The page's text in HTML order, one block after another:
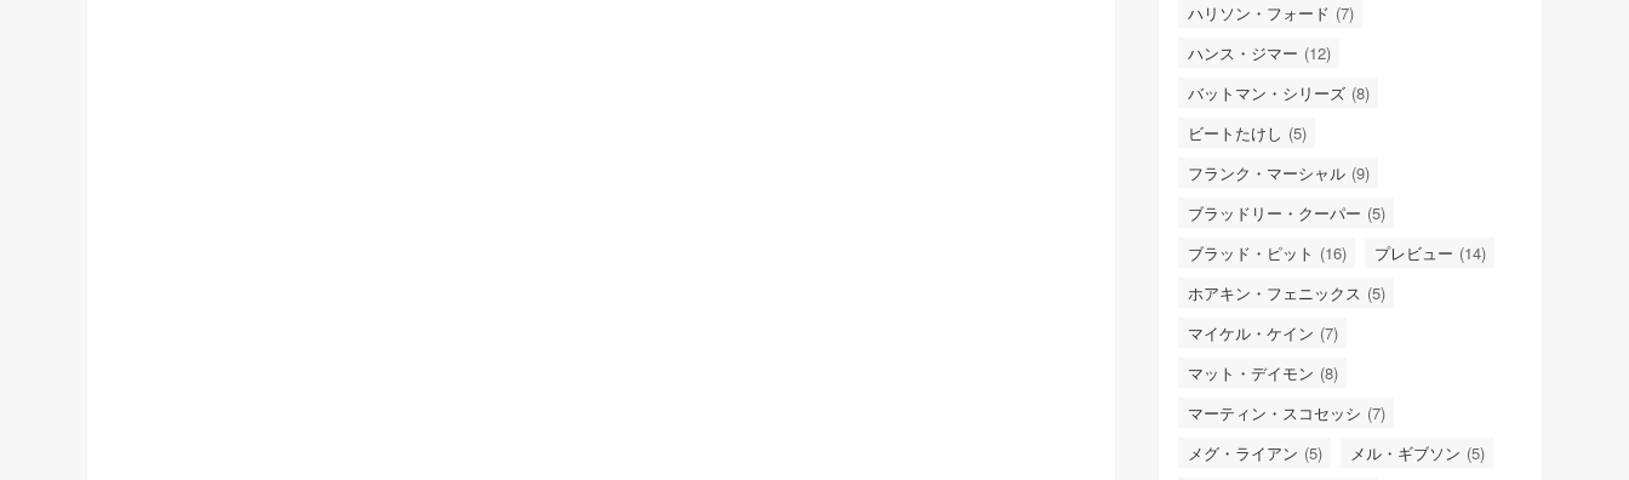
ハリソン・フォード (7)
ハンス・ジマー (12)
バットマン・シリーズ (8)
ビートたけし (5)
フランク・マーシャル (9)
ブラッドリー・クーパー (5)
ブラッド・ピット (16) プレビュー (14)
ホアキン・フェニックス (5)
マイケル・ケイン (7)
マット・デイモン (8)
マーティン・スコセッシ (7)
メグ・ライアン (5) メル・ギブソン (5)